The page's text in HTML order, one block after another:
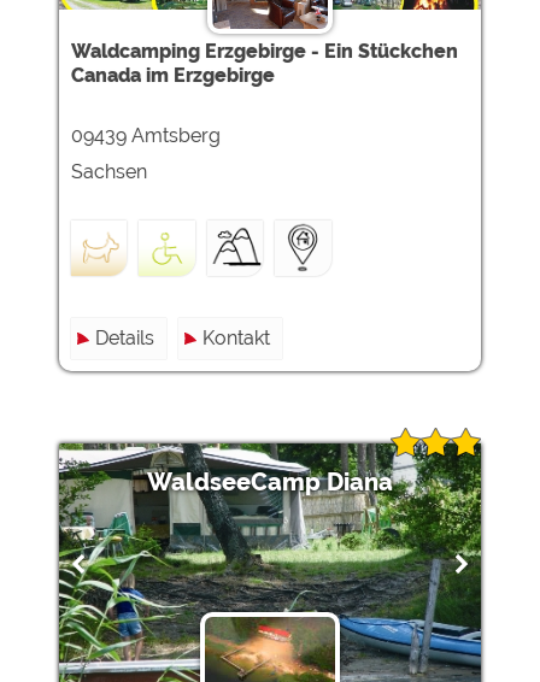
Waldcamping Erzgebirge - Ein Stückchen
Canada im Erzgebirge
09439 Amtsberg
Sachsen
Details Kontakt
WaldseeCamp Diana